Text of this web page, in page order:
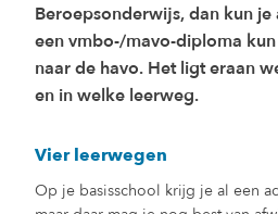
Beroepsonderwijs, dan kun
een vmbo-/mavo-diploma
naar de havo. Het ligt eraan
en in welke leerweg.
Vier leerwegen
Op je basisschool krijg je al een